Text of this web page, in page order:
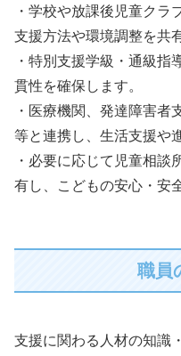
・学校や放課後児童クラ
支援方法や環境調整を共
・特別支援学級・通級指
貫性を確保します。
・医療機関、発達障害者
等と連携し、生活支援や
・必要に応じて児童相談
有し、こどもの安心・安
職員
支援に関わる人材の知識